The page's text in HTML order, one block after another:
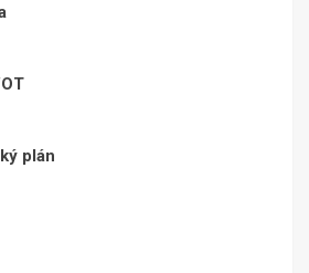
plán